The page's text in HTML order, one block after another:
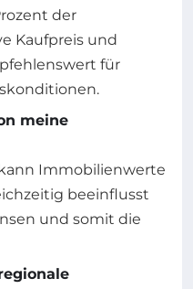
der
Kaufpreis und
für
meine
Immobilienwerte
beeinflusst
und somit die